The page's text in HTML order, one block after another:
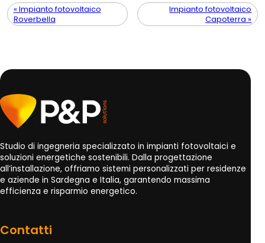
« Impianto fotovoltaico
Roverbella
Impianto fotovoltaico
Capoterra »
Studio di ingegneria specializzato in impianti fotovoltaici e
soluzioni energetiche sostenibili. Dalla progettazione
all’installazione, offriamo sistemi personalizzati per residenze
e aziende in Sardegna e Italia, garantendo massima
efficienza e risparmio energetico.
Contatti